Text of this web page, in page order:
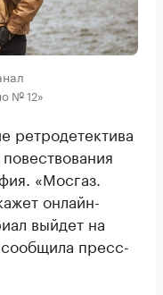
№ 12»
ретродетектива
«Мосгаз.
онлайн-
выйдет на
пресс-